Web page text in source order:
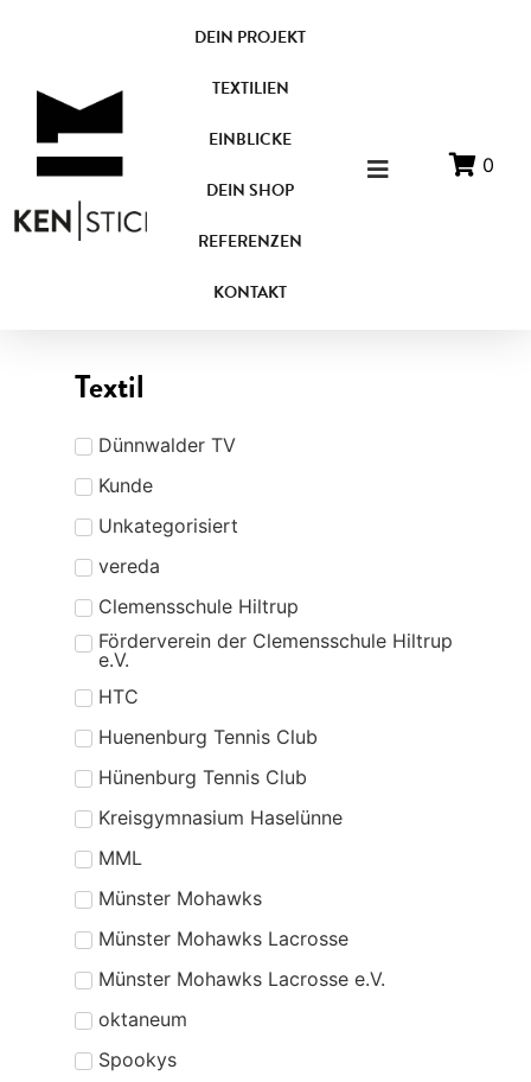
DEIN PROJEKT
TEXTILIEN
EINBLICKE
DEIN SHOP
REFERENZEN
KONTAKT
0
Textil
Dünnwalder TV
Kunde
Unkategorisiert
vereda
Clemensschule Hiltrup
Förderverein der Clemensschule Hiltrup
e.V.
HTC
Huenenburg Tennis Club
Hünenburg Tennis Club
Kreisgymnasium Haselünne
MML
Münster Mohawks
Münster Mohawks Lacrosse
Münster Mohawks Lacrosse e.V.
oktaneum
Spookys